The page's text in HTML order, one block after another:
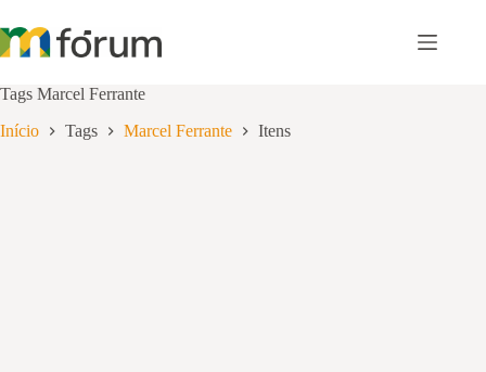
para
o
Tags Marcel Ferrante
Início Tags Marcel Ferrante Itens